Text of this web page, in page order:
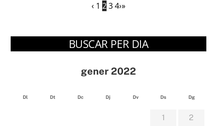
‹ 1 234›»
BUSCAR PER DIA
gener 2022
Dl Dt Dc Dj Dv Ds Dg
1 2